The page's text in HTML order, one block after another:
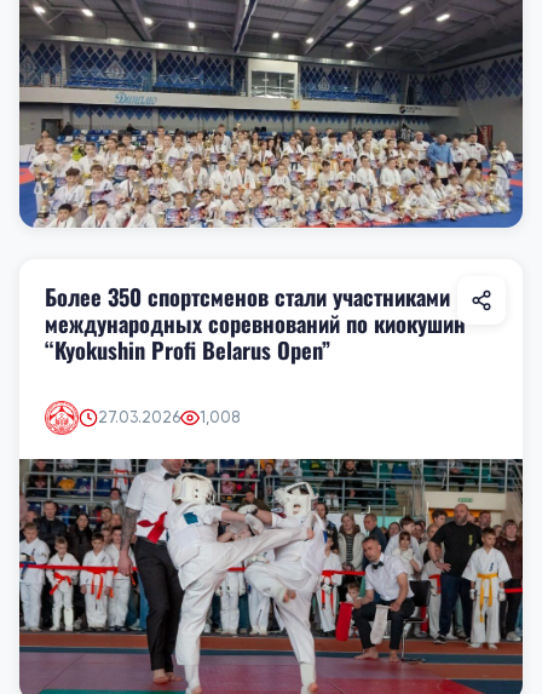
Более 350 спортсменов стали участниками
международных соревнований по киокушин
“Kyokushin Profi Belarus Open”
27.03.2026 1,008